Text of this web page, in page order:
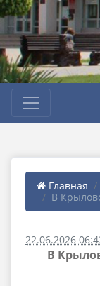
Главная
В
22.06.2026
В